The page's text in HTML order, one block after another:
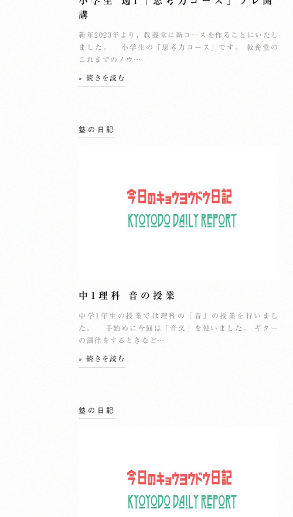
講
新年2023年より、教養堂に新コースを作ることにいたし
ました。 小学生の「思考力コース」です。 教養堂の
これまでのノウ…
» 続きを読む
塾の日記
中1理科 音の授業
中学1年生の授業では理科の「音」の授業を行いまし
た。 手始めに今回は「音叉」を使いました。 ギター
の調律をするときなど…
» 続きを読む
塾の日記